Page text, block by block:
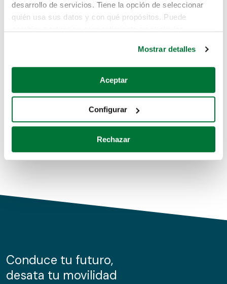
desarrollo de servicios. Tiene la opción de seleccionar
quién usa sus datos y con qué propósitos. Puede
Si lo permite, también quisiéramos:
Recopilar información sobre su ubicación geográfica
Identificar su dispositivo analizándolo activamente
para buscar características específicas (huellas
Obtenga más información sobre cómo se procesan sus
de cookies.
información sobre el uso que haga del sitio web con
nuestros partners de redes sociales, publicidad y análisis
Mostrar detalles
Aceptar
Configurar
Rechazar
Pero puedes encontrar el coche que estás
buscando en alguno de estos enlaces:
Coches de segunda mano
Coches de km0
Conduce tu futuro,
desata tu movilidad